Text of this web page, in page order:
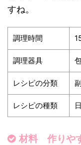
すね。
調理時間
調理器具
レシピの分類
レシピの種類
材料 作りや